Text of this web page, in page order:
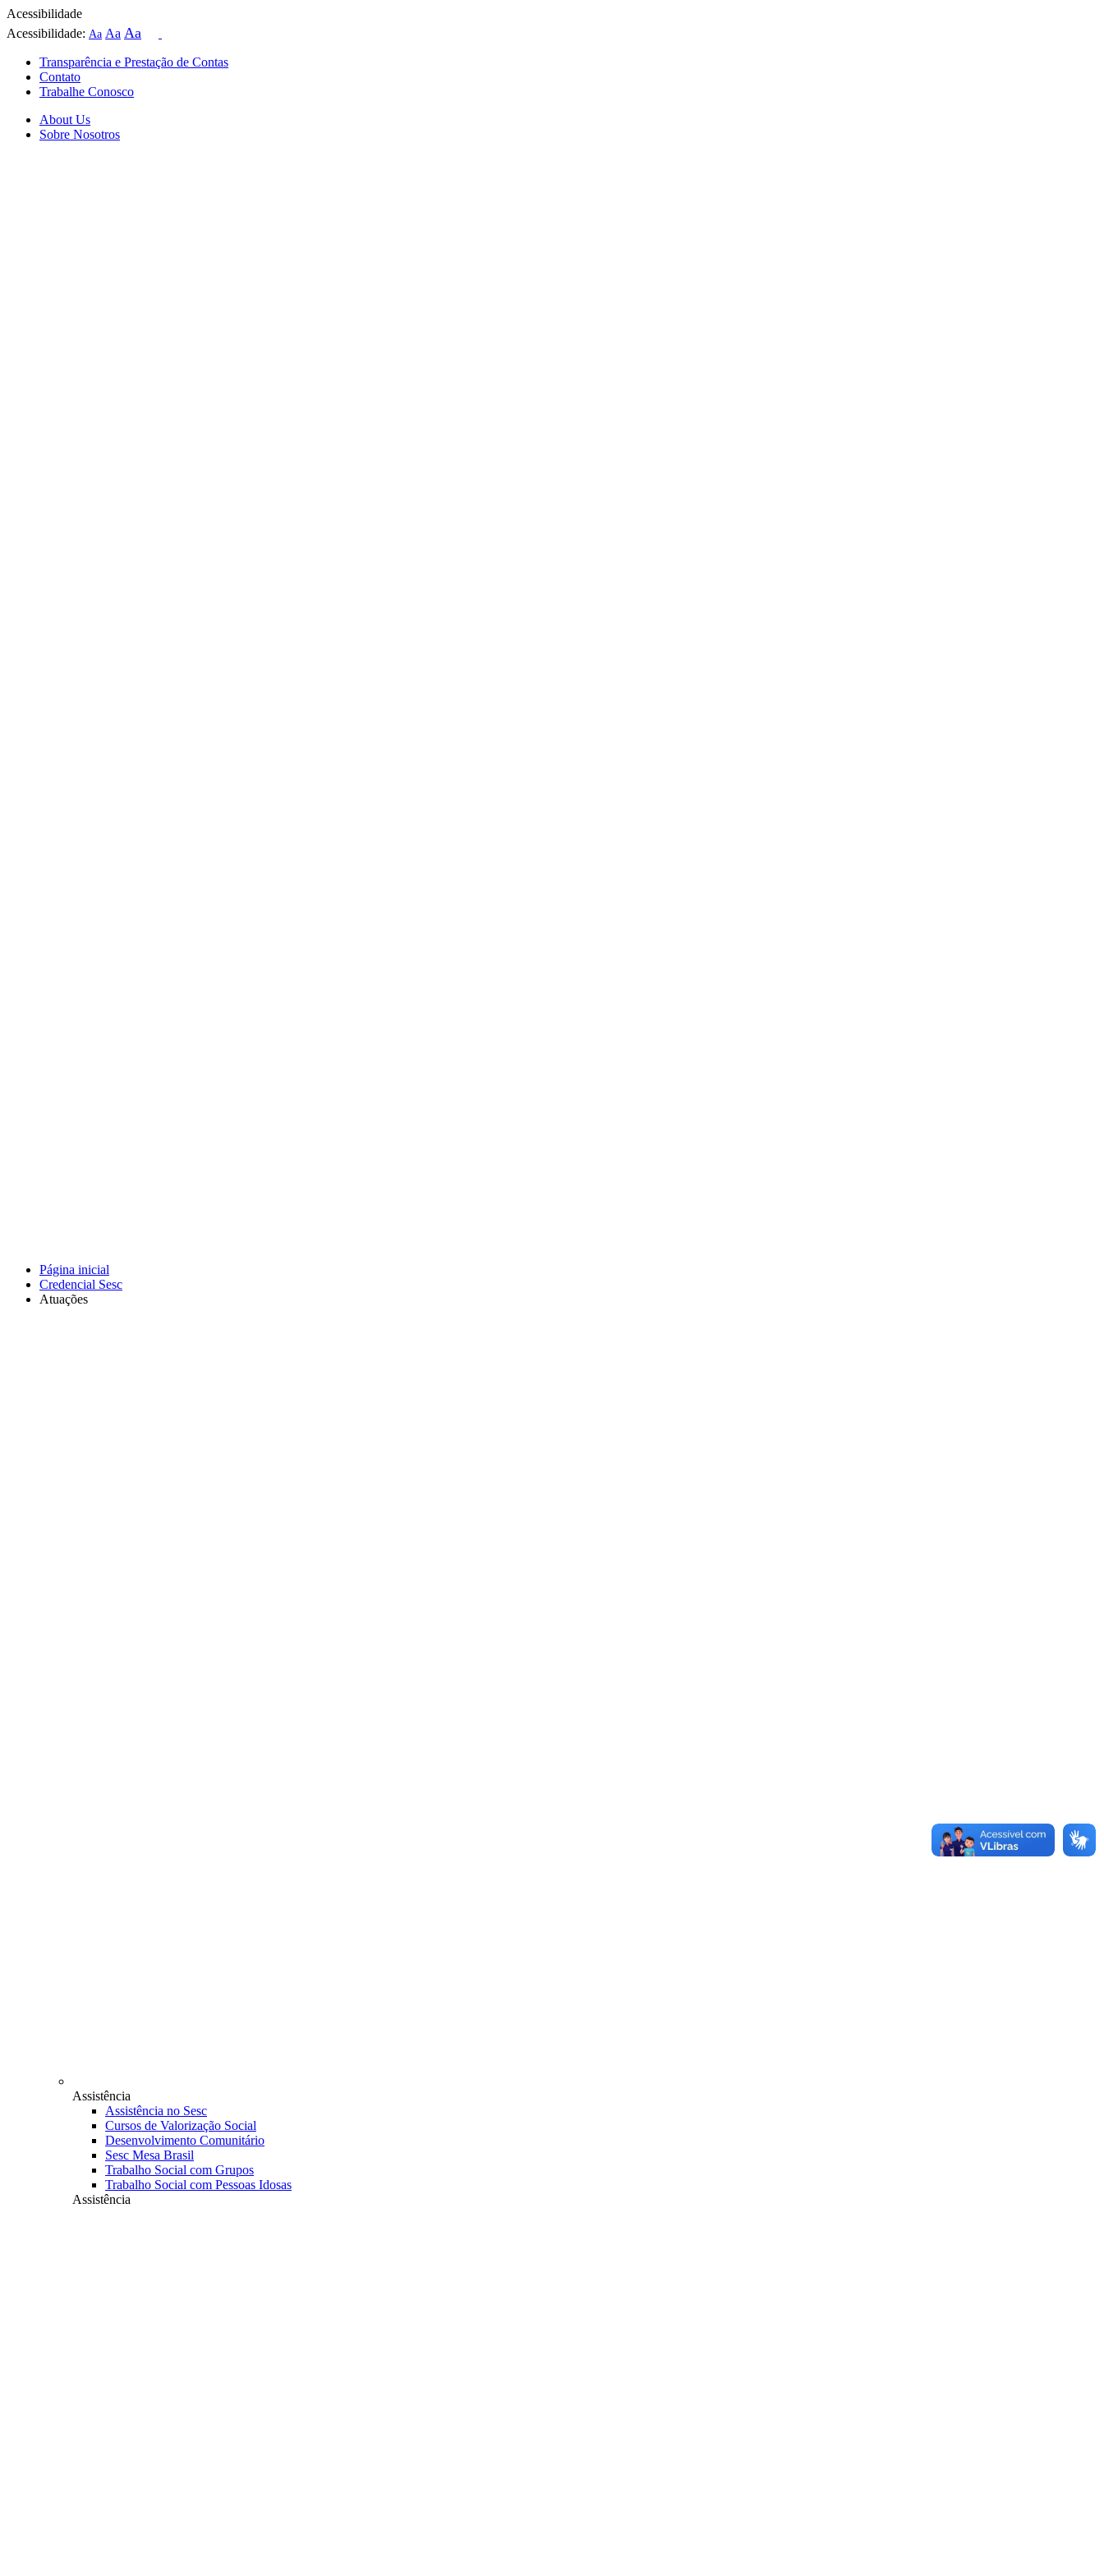
Acessibilidade
Acessibilidade: Aa Aa Aa
Transparência e Prestação de Contas
Contato
Trabalhe Conosco
About Us
Sobre Nosotros
Página inicial
Credencial Sesc
Atuações
Assistência
Assistência no Sesc
Cursos de Valorização Social
Desenvolvimento Comunitário
Sesc Mesa Brasil
Trabalho Social com Grupos
Trabalho Social com Pessoas Idosas
Assistência